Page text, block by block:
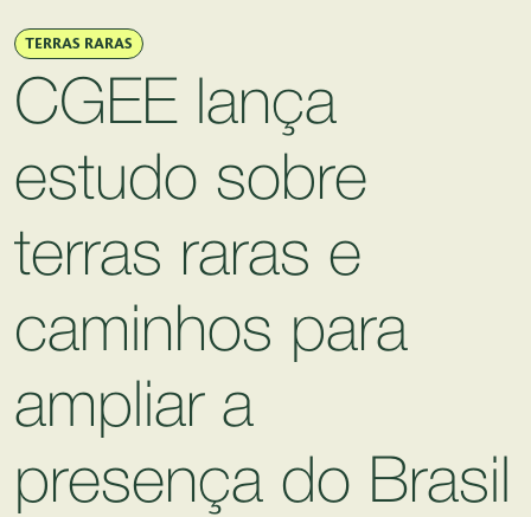
TERRAS RARAS
CGEE lança
estudo sobre
terras raras e
caminhos para
ampliar a
presença do Brasil